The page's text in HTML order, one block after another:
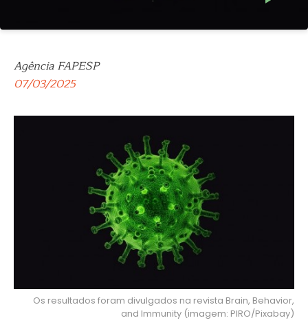
Agência FAPESP
07/03/2025
Os resultados foram divulgados na revista Brain, Behavior,
and Immunity (imagem: PIRO/Pixabay)